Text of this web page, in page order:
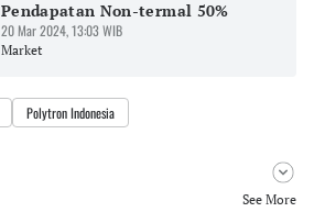
Pendapatan Non-termal 50%
20 Mar 2024, 13:03 WIB
Market
Polytron Indonesia
See More